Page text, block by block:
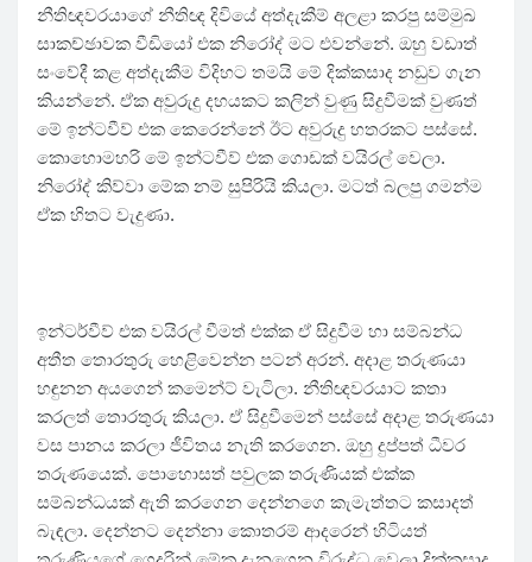
නීතිඥවරයාගේ නීතිඥ දිවියේ අත්දැකීම් අලළා කරපු සම්මුඛ
සාකච්ඡාවක වීඩියෝ එක නිරෝද් මට එවන්නේ. ඔහු වඩාත්
සංවේදී කළ අත්දැකීම විදිහට තමයි මේ දික්කසාද නඩුව ගැන
කියන්නේ. ඒක අවුරුදු දහයකට කලින් වුණු සිදුවීමක් වුණත්
මේ ඉන්ටවීව් එක කෙරෙන්නේ ඊට අවුරුදු හතරකට පස්සේ.
කොහොමහරි මේ ඉන්ටවීව් එක ගොඩක් වයිරල් වෙලා.
නිරෝද් කිව්වා මේක නම් සුපිරියි කියලා. මටත් බලපු ගමන්ම
ඒක හිතට වැදුණා.
ඉන්ටර්වීව් එක වයිරල් වීමත් එක්ක ඒ සිදුවීම හා සම්බන්ධ
අතීත තොරතුරු හෙළිවෙන්න පටන් අරන්. අදාළ තරුණයා
හඳුනන අයගෙන් කමෙන්ට් වැටිලා. නීතිඥවරයාට කතා
කරලත් තොරතුරු කියලා. ඒ සිදුවීමෙන් පස්සේ අදාළ තරුණයා
වස පානය කරලා ජීවිතය නැති කරගෙන. ඔහු දුප්පත් ධීවර
තරුණයෙක්. පොහොසත් පවුලක තරුණියක් එක්ක
සම්බන්ධයක් ඇති කරගෙන දෙන්නගෙ කැමැත්තට කසාදත්
බැඳලා. දෙන්නට දෙන්නා කොතරම් ආදරෙන් හිටියත්